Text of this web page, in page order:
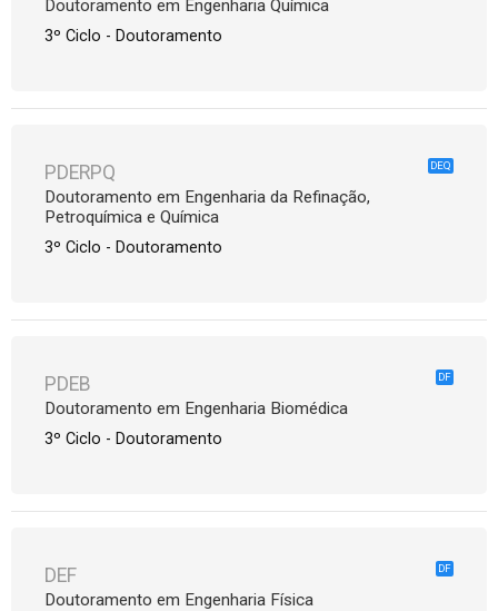
Doutoramento em Engenharia Química
3º Ciclo - Doutoramento
DEQ
PDERPQ
Doutoramento em Engenharia da Refinação,
Petroquímica e Química
3º Ciclo - Doutoramento
DF
PDEB
Doutoramento em Engenharia Biomédica
3º Ciclo - Doutoramento
DF
DEF
Doutoramento em Engenharia Física